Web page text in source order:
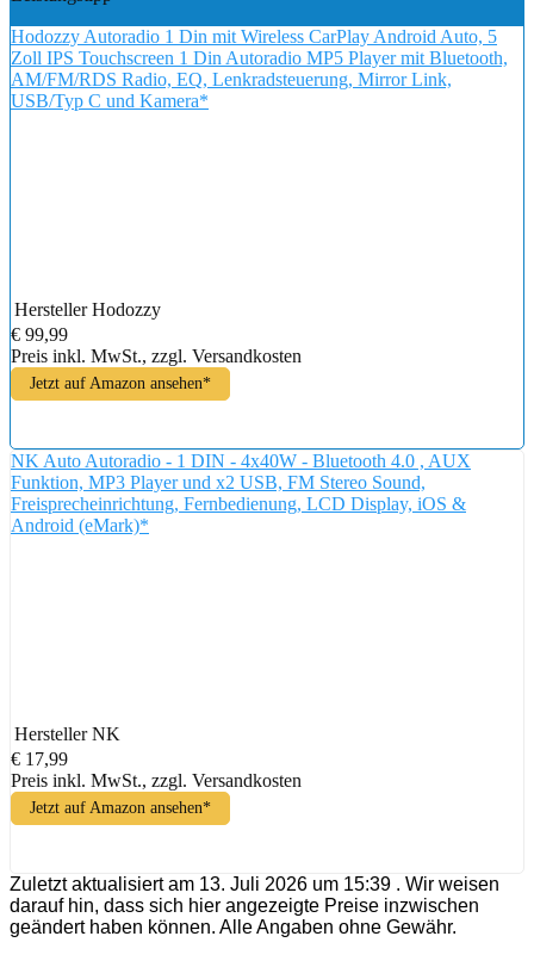
Hodozzy Autoradio 1 Din mit Wireless CarPlay Android Auto, 5
Zoll IPS Touchscreen 1 Din Autoradio MP5 Player mit Bluetooth,
AM/FM/RDS Radio, EQ, Lenkradsteuerung, Mirror Link,
USB/Typ C und Kamera*
Hersteller Hodozzy
€ 99,99
Preis inkl. MwSt., zzgl. Versandkosten
Jetzt auf Amazon ansehen*
NK Auto Autoradio - 1 DIN - 4x40W - Bluetooth 4.0 , AUX
Funktion, MP3 Player und x2 USB, FM Stereo Sound,
Freisprecheinrichtung, Fernbedienung, LCD Display, iOS &
Android (eMark)*
Hersteller NK
€ 17,99
Preis inkl. MwSt., zzgl. Versandkosten
Jetzt auf Amazon ansehen*
Zuletzt aktualisiert am 13. Juli 2026 um 15:39 . Wir weisen
darauf hin, dass sich hier angezeigte Preise inzwischen
geändert haben können. Alle Angaben ohne Gewähr.